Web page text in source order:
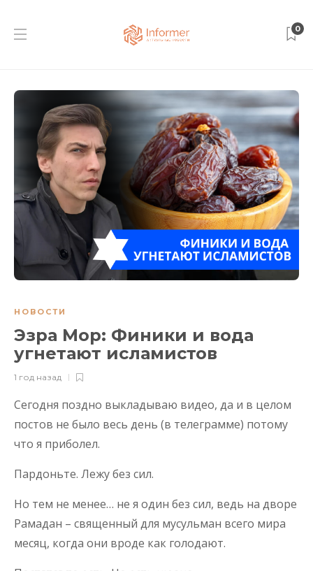
0
НОВОСТИ
Эзра Мор: Финики и вода
угнетают исламистов
1 год назад
Сегодня поздно выкладываю видео, да и в целом
постов не было весь день (в телеграмме) потому
что я приболел.
Пардоньте. Лежу без сил.
Но тем не менее… не я один без сил, ведь на дворе
Рамадан – священный для мусульман всего мира
месяц, когда они вроде как голодают.